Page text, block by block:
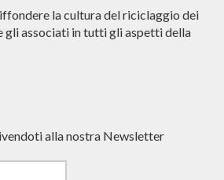
la cultura del riciclaggio dei
gli associati in tutti gli aspetti della
alla nostra Newsletter